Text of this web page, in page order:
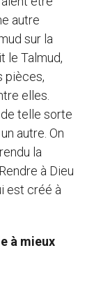
autre
sur la
le Talmud,
pièces,
elles.
de telle sorte
autre. On
la
à Dieu
est créé à
à mieux